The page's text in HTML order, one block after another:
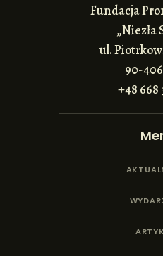
Fundacja
„Niezła
ul.
90-
+48 668